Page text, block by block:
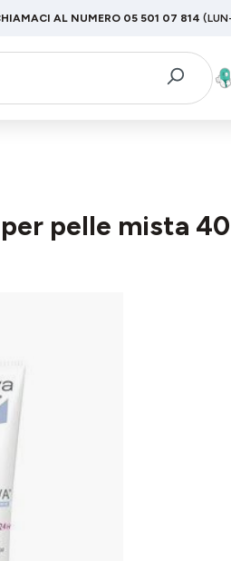
AL NUMERO 05 501 07 814
pelle mista